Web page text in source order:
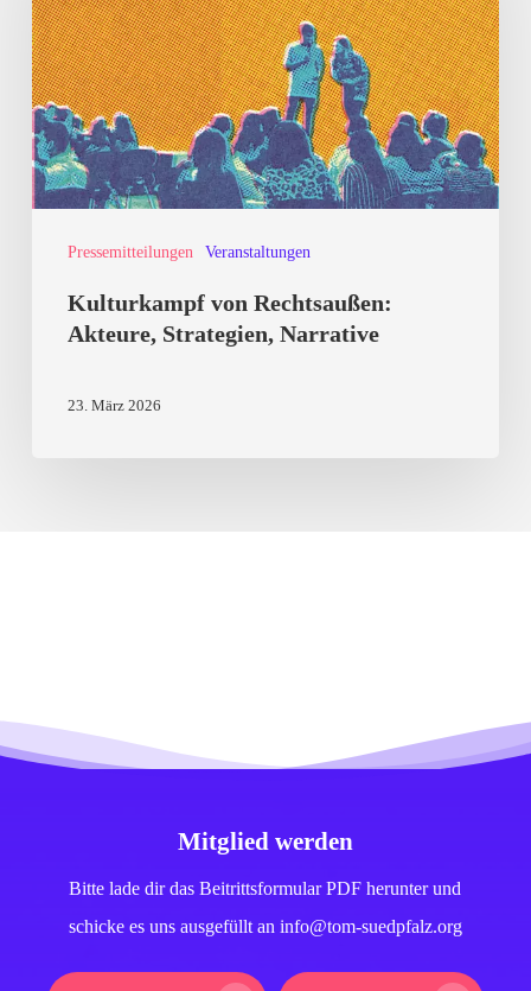
Pressemitteilungen Veranstaltungen
Akteure,
Strategien,
Narrative
Kulturkampf von Rechtsaußen:
Akteure, Strategien, Narrative
23. März 2026
Mitglied werden
Bitte lade dir das Beitrittsformular PDF herunter und
schicke es uns ausgefüllt an info@tom-suedpfalz.org